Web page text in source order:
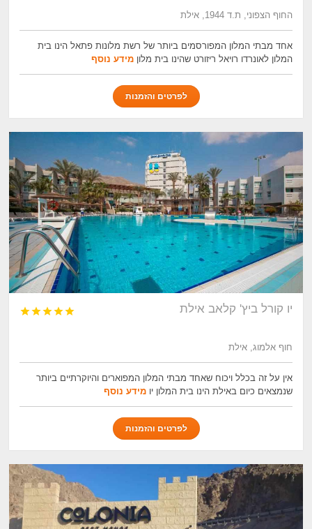
החוף הצפוני, ת.ד 1944, אילת
אחד מבתי המלון המפורסמים ביותר של רשת מלונות פתאל הינו בית
המלון לאונרדו רויאל ריזורט שהינו בית מלוןמידע נוסף
לפרטים והזמנות
יו קורל ביץ' קלאב אילת 




חוף אלמוג, אילת
אין על זה בכלל ויכוח שאחד מבתי המלון המפוארים והיוקרתיים ביותר
שנמצאים כיום באילת הינו בית המלון יומידע נוסף
לפרטים והזמנות